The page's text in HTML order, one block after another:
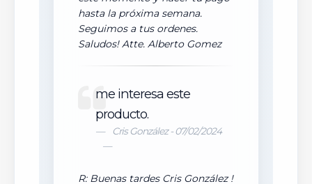
hasta la próxima semana.
Seguimos a tus ordenes.
Saludos! Atte. Alberto Gomez
me interesa este
producto.
Cris González - 07/02/2024
R: Buenas tardes Cris González !